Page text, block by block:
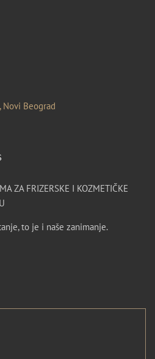
Novi Beograd
ZA FRIZERSKE I KOZMETIČKE
to je i naše zanimanje.